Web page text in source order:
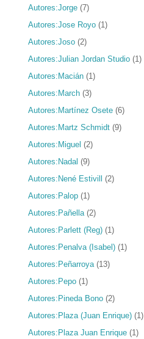
Autores:Jorge (7)
Autores:Jose Royo (1)
Autores:Joso (2)
Autores:Julian Jordan Studio (1)
Autores:Macián (1)
Autores:March (3)
Autores:Martínez Osete (6)
Autores:Martz Schmidt (9)
Autores:Miguel (2)
Autores:Nadal (9)
Autores:Nené Estivill
(2)
Autores:Palop (1)
Autores:Pañella (2)
Autores:Parlett (Reg) (1)
Autores:Penalva (Isabel) (1)
Autores:Peñarroya (13)
Autores:Pepo (1)
Autores:Pineda Bono (2)
Autores:Plaza (Juan Enrique) (1)
Autores:Plaza Juan Enrique (1)